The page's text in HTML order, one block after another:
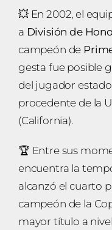
💥 En 2002, el
a División de
campeón de
gesta fue posible
del jugador
procedente de la
(California).
🏆 Entre sus
encuentra la
alcanzó el cuarto
campeón de la
mayor título a